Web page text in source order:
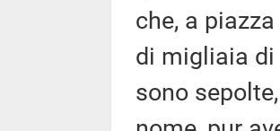
che, a
di migliaia di
sono